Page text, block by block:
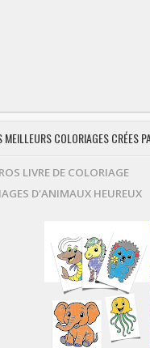
MEILLEURS COLORIAGES CRÉES
LIVRE DE COLORIAGE
D'ANIMAUX HEUREUX